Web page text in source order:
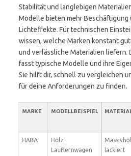
Stabilität und langlebigen
Modelle bieten mehr Beschäftigung
Lichteffekte. Für technischen
wissen, welche Marken konstant
und verlässliche Materialien liefern.
fasst typische Modelle und ihre
Sie hilft dir, schnell zu vergleichen
für deine Anforderungen zu finden.
MARKE MODELLBEISPIEL
HABA
Holz-
Lauflernwagen
lackiert